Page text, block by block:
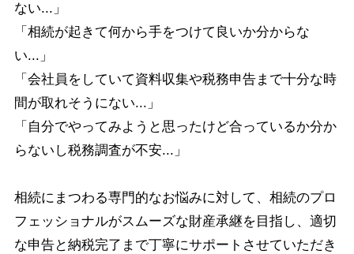
ない...」
「相続が起きて何から手をつけて良いか分からな
い...」
「会社員をしていて資料収集や税務申告まで十分な時
間が取れそうにない...」
「自分でやってみようと思ったけど合っているか分か
らないし税務調査が不安...」
相続にまつわる専門的なお悩みに対して、相続のプロ
フェッショナルがスムーズな財産承継を目指し、適切
な申告と納税完了まで丁寧にサポートさせていただき